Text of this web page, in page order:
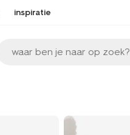
inspiratie
waar ben je naar op zoek?